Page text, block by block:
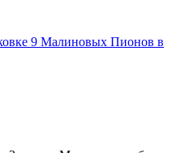
9 Малиновых Пионов в